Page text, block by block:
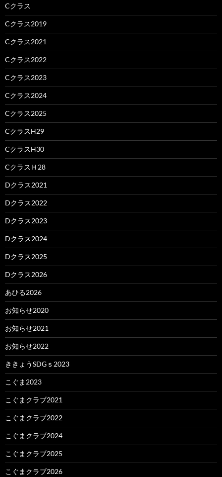
Cクラス
Cクラス2019
Cクラス2021
Cクラス2022
Cクラス2023
Cクラス2024
Cクラス2025
CクラスH29
CクラスH30
CクラスＨ28
Dクラス2021
Dクラス2022
Dクラス2023
Dクラス2024
Dクラス2025
Dクラス2026
あひる2026
お知らせ2020
お知らせ2021
お知らせ2022
ききょうSDGｓ2023
こぐま2023
こぐまクラブ2021
こぐまクラブ2022
こぐまクラブ2024
こぐまクラブ2025
こぐまクラブ2026